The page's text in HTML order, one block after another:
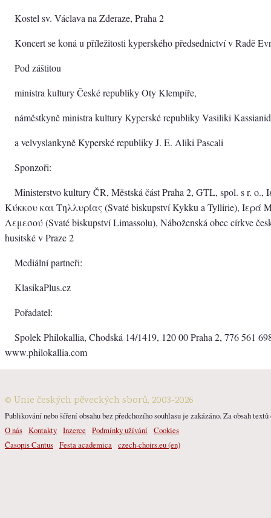
Kostel sv. Václava na Zderaze, Praha 2
Koncert se koná u příležitosti kyperského předsednictví v Radě
Pod záštitou
ministra kultury České republiky Oty Klempíře,
náměstkyně ministra kultury Kyperské republiky Vasiliki
a velvyslankyně Kyperské republiky J. E. Aliki Pascali
Sponzoři:
Ministerstvo kultury ČR, Městská část Praha 2, GTL, spol. s r.
Κύκκου και Τηλλυρίας (Svaté biskupství Kykku a Tyllirie), Ιερά
Λεμεσού (Svaté biskupství Limassolu), Náboženská obec církve
husitské v Praze 2
Mediální partneři:
KlasikaPlus.cz
Pořadatel:
Spolek Philokallia, Chodská 14/1419, 120 00 Praha 2, 776 561
www.philokallia.com
© Unie českých pěveckých sborů, 2003-2026
Publikování nebo šíření obsahu bez předchozího souhlasu je zakázáno. Za obsah
O nás Kontakty Inzerce Podmínky užívání Cookies
Časopis Cantus Festa academica czech-choirs.eu (en)